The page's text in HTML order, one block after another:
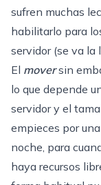
sufren muchas
habilitarlo para
servidor (se va la
El moversin
lo que depende
servidor y el
empieces por
noche, para
haya recursos